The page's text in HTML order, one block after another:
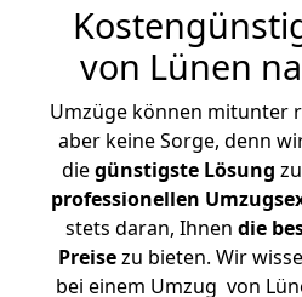
von Lünen
Umzüge können mitunter
aber keine Sorge, denn
diegünstigste Lösung
professionellen
stets daran, Ihnen die
Preisezu bieten. Wir
bei einem Umzug von